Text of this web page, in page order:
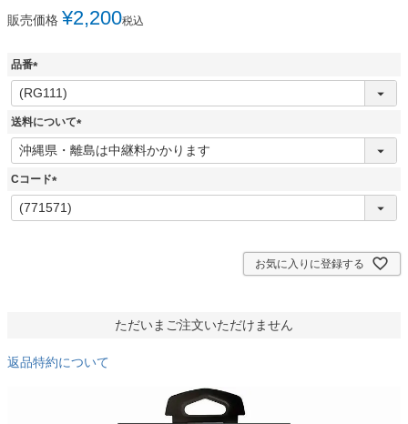
販売価格 ¥2,200税込
品番
(
必
須
送料について
(
必
Cコード
(
必
お気に入りに登録する
ただいまご注文いただけません
返品特約について